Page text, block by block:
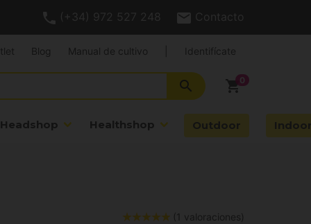
(+34) 972 527 248 Contacto
shopping_cart
search
Headshop Healthshop Outdoor
Blog Manual de cultivo Identifícate
(1 valoraciones)